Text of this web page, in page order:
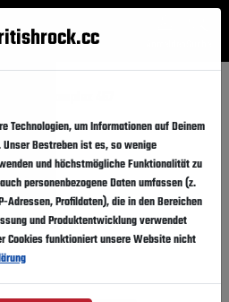
Komplex 457
Kalender
Technologien, um Informationen auf Deinem
Bestreben ist es, so wenige
und höchstmögliche Funktionalität zu
personenbezogene Daten umfassen (z.
Adressen, Profildaten), die in den Bereichen
und Produktentwicklung verwendet
Cookies funktioniert unsere Website nicht